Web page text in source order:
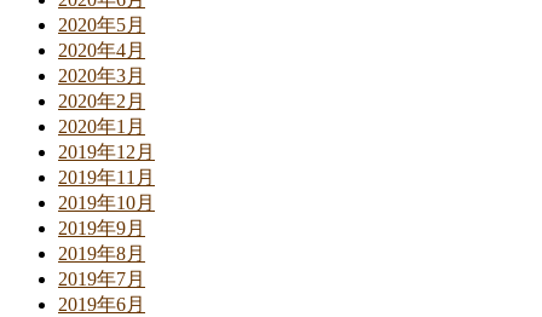
2020年5月
2020年4月
2020年3月
2020年2月
2020年1月
2019年12月
2019年11月
2019年10月
2019年9月
2019年8月
2019年7月
2019年6月